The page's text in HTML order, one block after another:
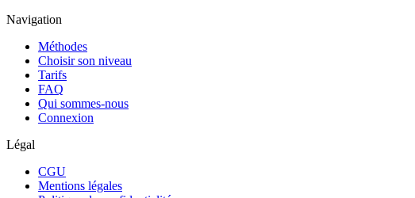
Navigation
Méthodes
Choisir son niveau
Tarifs
FAQ
Qui sommes-nous
Connexion
Légal
CGU
Mentions légales